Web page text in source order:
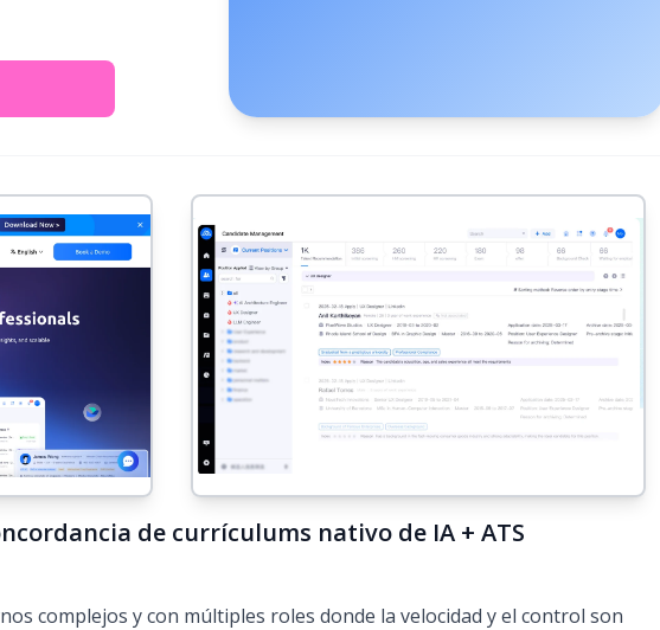
de currículums nativo de IA + ATS
complejos y con múltiples roles donde la velocidad y el control son